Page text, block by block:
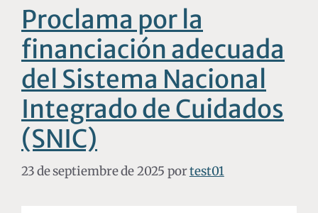
Proclama por la
financiación adecuada
del Sistema Nacional
Integrado de Cuidados
(SNIC)
23 de septiembre de 2025 portest01